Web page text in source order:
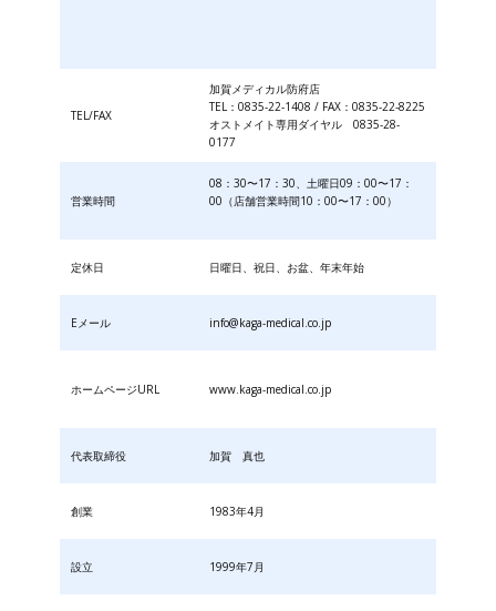
TEL/FAX
加賀メディカル防府店
TEL：0835-22-1408 / FAX：0835-22-8225
オストメイト専用ダイヤル 0835-28-
0177
営業時間
08：30〜17：30、土曜日09：00〜17：
00（店舗営業時間10：00〜17：00）
定休日 日曜日、祝日、お盆、年末年始
Eメール info@kaga-medical.co.jp
ホームページURL www.kaga-medical.co.jp
代表取締役 加賀 真也
創業 1983年4月
設立 1999年7月